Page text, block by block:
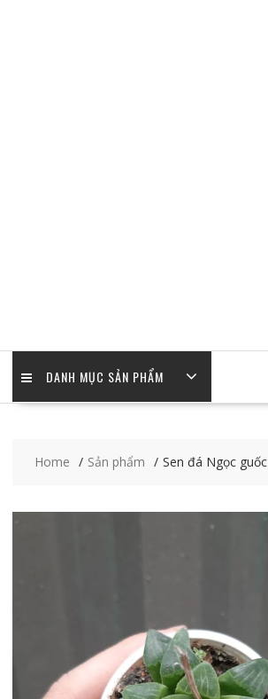
DANH MỤC SẢN PHẨM
Home Sản phẩm Sen đá Ngọc guốc